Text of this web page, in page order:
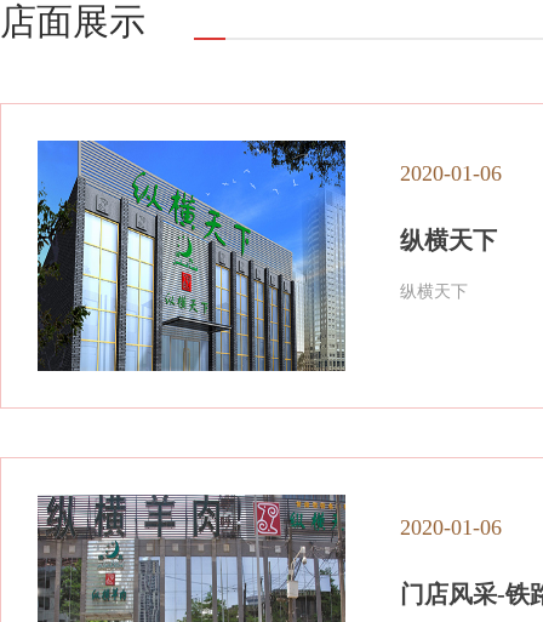
店面展示
2020-01-06
纵横天下
纵横天下
2020-01-06
门店风采-铁